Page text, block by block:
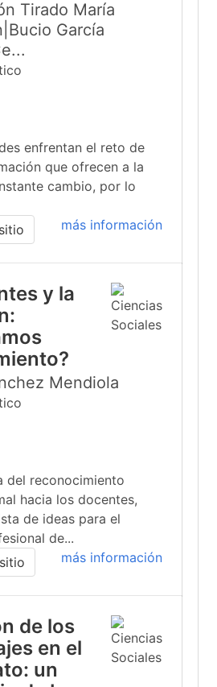
Tirado María
García
enfrentan el reto de
que ofrecen a la
cambio, por lo
más información
y la
Mendiola
del reconocimiento
hacia los docentes,
de ideas para el
de...
más información
de los
en el
un